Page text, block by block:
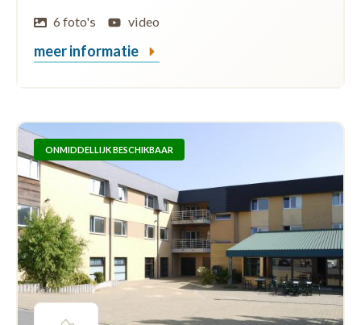
6 foto's
video
meer informatie
ONMIDDELLIJK BESCHIKBAAR